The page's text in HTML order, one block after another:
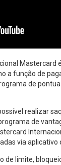
a função de
de
realizar
de
via aplicativo
de limite,